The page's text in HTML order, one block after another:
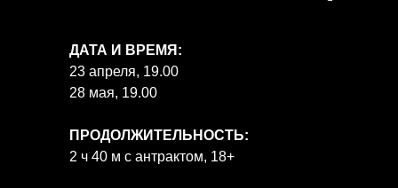
ДАТА И ВРЕМЯ:
23 апреля, 19.00
28 мая, 19.00
ПРОДОЛЖИТЕЛЬНОСТЬ:
2 ч 40 м с антрактом, 18+